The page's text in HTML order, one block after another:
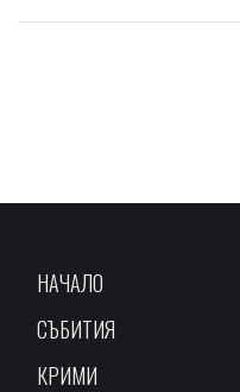
НАЧАЛО
СЪБИТИЯ
КРИМИ